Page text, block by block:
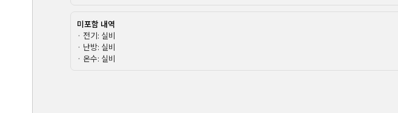
미포함 내역
· 전기: 실비
· 난방: 실비
· 온수: 실비